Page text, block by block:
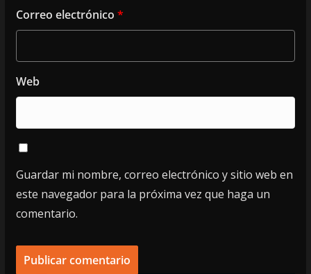
Correo electrónico *
Web
Guardar mi nombre, correo electrónico y sitio web en
este navegador para la próxima vez que haga un
comentario.